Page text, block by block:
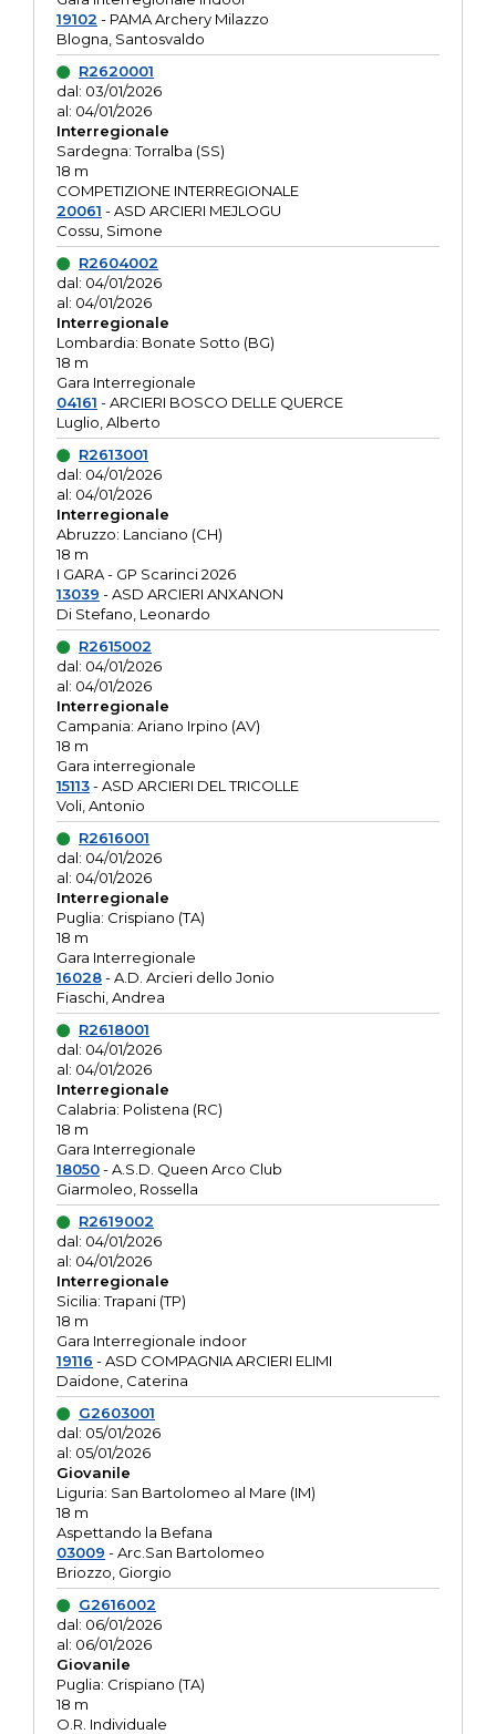
19102 - PAMA Archery Milazzo
Blogna, Santosvaldo
R2620001
dal: 03/01/2026
al: 04/01/2026
Interregionale
Sardegna: Torralba (SS)
18 m
COMPETIZIONE INTERREGIONALE
20061 - ASD ARCIERI MEJLOGU
Cossu, Simone
R2604002
dal: 04/01/2026
al: 04/01/2026
Interregionale
Lombardia: Bonate Sotto (BG)
18 m
Gara Interregionale
04161 - ARCIERI BOSCO DELLE QUERCE
Luglio, Alberto
R2613001
dal: 04/01/2026
al: 04/01/2026
Interregionale
Abruzzo: Lanciano (CH)
18 m
I GARA - GP Scarinci 2026
13039 - ASD ARCIERI ANXANON
Di Stefano, Leonardo
R2615002
dal: 04/01/2026
al: 04/01/2026
Interregionale
Campania: Ariano Irpino (AV)
18 m
Gara interregionale
15113- ASD ARCIERI DEL TRICOLLE
Voli, Antonio
R2616001
dal: 04/01/2026
al: 04/01/2026
Interregionale
Puglia: Crispiano (TA)
18 m
Gara Interregionale
16028- A.D. Arcieri dello Jonio
Fiaschi, Andrea
R2618001
dal: 04/01/2026
al: 04/01/2026
Interregionale
Calabria: Polistena (RC)
18 m
Gara Interregionale
18050- A.S.D. Queen Arco Club
Giarmoleo, Rossella
R2619002
dal: 04/01/2026
al: 04/01/2026
Interregionale
Sicilia: Trapani (TP)
18 m
Gara Interregionale indoor
19116 - ASD COMPAGNIA ARCIERI ELIMI
Daidone, Caterina
G2603001
dal: 05/01/2026
al: 05/01/2026
Giovanile
Liguria: San Bartolomeo al Mare (IM)
18 m
Aspettando la Befana
03009 - Arc.San Bartolomeo
Briozzo, Giorgio
G2616002
dal: 06/01/2026
al: 06/01/2026
Giovanile
Puglia: Crispiano (TA)
18 m
O.R. Individuale